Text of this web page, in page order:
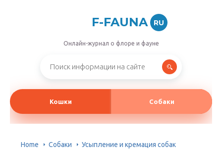
F-FAUNA RU
Онлайн-журнал о флоре и фауне
Кошки Собаки
Home Собаки Усыпление и кремация собак